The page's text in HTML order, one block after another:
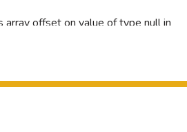
array offset on value of type null in
header.php